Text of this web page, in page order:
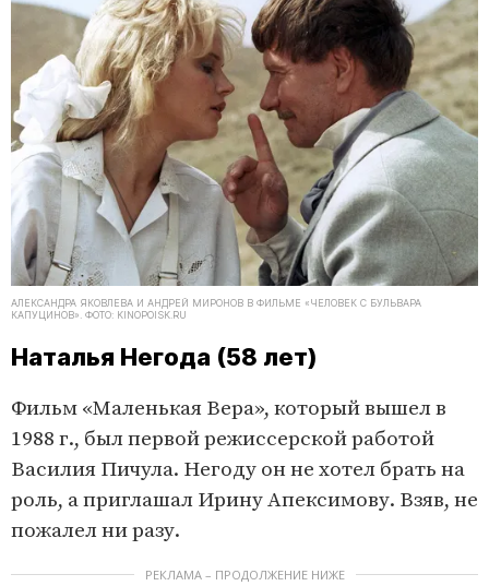
АЛЕКСАНДРА ЯКОВЛЕВА И АНДРЕЙ МИРОНОВ В ФИЛЬМЕ «ЧЕЛОВЕК С БУЛЬВАРА
КАПУЦИНОВ». ФОТО: KINOPOISK.RU
Наталья Негода (58 лет)
Фильм «Маленькая Вера», который вышел в
1988 г., был первой режиссерской работой
Василия Пичула. Негоду он не хотел брать на
роль, а приглашал Ирину Апексимову. Взяв, не
пожалел ни разу.
РЕКЛАМА – ПРОДОЛЖЕНИЕ НИЖЕ